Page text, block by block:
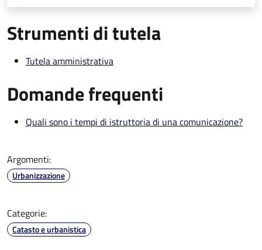
Strumenti di tutela
Tutela amministrativa
Domande frequenti
Quali sono i tempi di istruttoria di una comunicazione?
Argomenti:
Urbanizzazione
Categorie:
Catasto e urbanistica